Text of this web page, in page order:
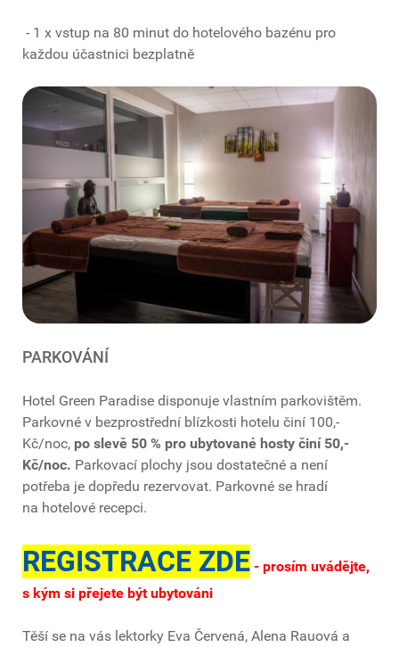
- 1 x vstup na 80 minut do hotelového bazénu pro
každou účastnici bezplatně
PARKOVÁNÍ
Hotel Green Paradise disponuje vlastním parkovištěm.
Parkovné v bezprostřední blízkosti hotelu činí 100,-
Kč/noc, po slevě 50 % pro ubytované hosty činí 50,-
Kč/noc. Parkovací plochy jsou dostatečné a není
potřeba je dopředu rezervovat. Parkovné se hradí
na hotelové recepci.
REGISTRACE ZDE - prosím uvádějte,
s kým si přejete být ubytováni
Těší se na vás lektorky Eva Červená, Alena Rauová a